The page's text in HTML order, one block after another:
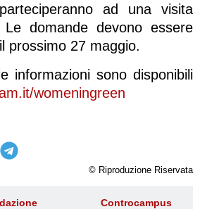
ad una visita
Le domande devono essere
prossimo 27 maggio.
informazioni sono disponibili
womeningreen
© Riproduzione Riservata
Controcampus